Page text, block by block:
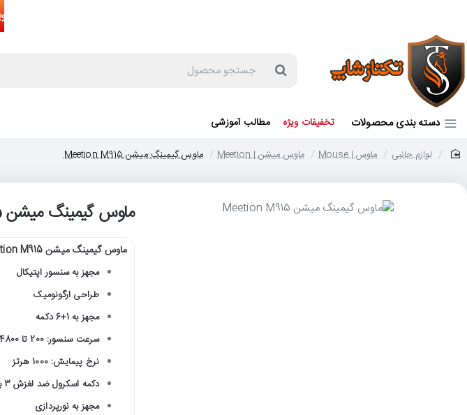
جستجو
دسته بندی محصولات تخفیفات ویژه مطالب آموزشی
لوازم جانبی ماوس | Mouse ماوس میشن | Meetion ماوس گیمینگ میشن Meetion M915
ماوس گیمینگ میشن Meetion M915
ماوس گیمینگ میشن Meetion M915
مجهز به سنسور اپتیکال
طراحی ارگونومیک
مجهز به 1+6 دکمه
سرعت سنسور: 200 تا 4800 DPI
نرخ پیمایش: 1000 هرتز
دکمه اسکرول ضد لغزش 3 بعدی حرفه ای لاستیکی
مجهز به نورپردازی